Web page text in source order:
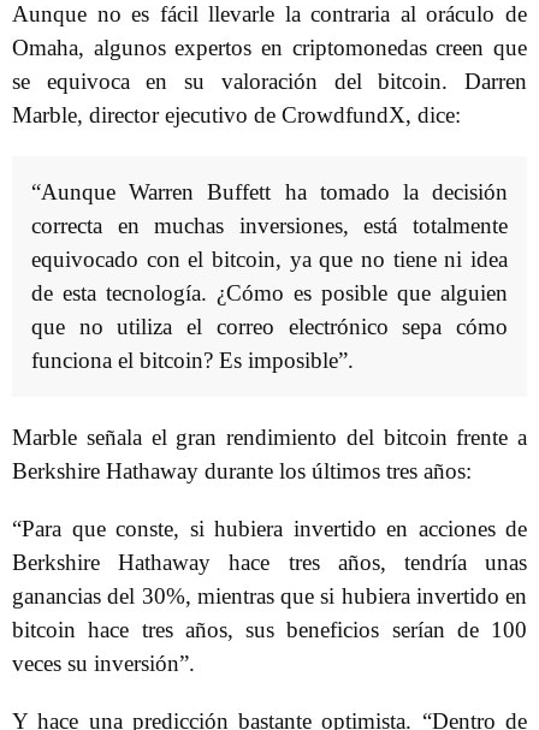
Aunque no es fácil llevarle la contraria al oráculo de
Omaha, algunos expertos en criptomonedas creen que
se equivoca en su valoración del bitcoin. Darren
Marble, director ejecutivo de CrowdfundX, dice:
“Aunque Warren Buffett ha tomado la decisión
correcta en muchas inversiones, está totalmente
equivocado con el bitcoin, ya que no tiene ni idea
de esta tecnología. ¿Cómo es posible que alguien
que no utiliza el correo electrónico sepa cómo
funciona el bitcoin? Es imposible”.
Marble señala el gran rendimiento del bitcoin frente a
Berkshire Hathaway durante los últimos tres años:
“Para que conste, si hubiera invertido en acciones de
Berkshire Hathaway hace tres años, tendría unas
ganancias del 30%, mientras que si hubiera invertido en
bitcoin hace tres años, sus beneficios serían de 100
veces su inversión”.
Y hace una predicción bastante optimista. “Dentro de